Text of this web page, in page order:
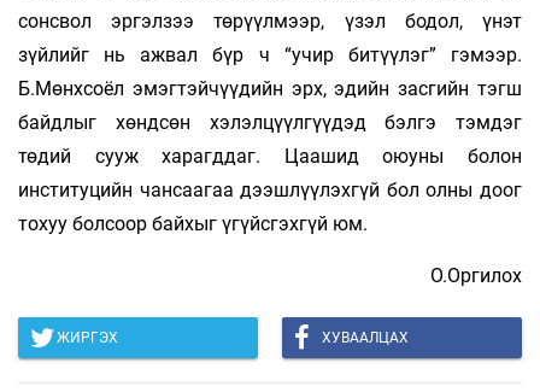
сонсвол эргэлзээ тө­рүүл­мээр, үзэл бодол, үнэт
зүйлийг нь ажвал бүр ч “учир битүү­лэг” гэ­мээр.
Б.Мөнхсоёл эмэгтэйчүүдийн эрх, эдийн зас­гийн тэгш
байдлыг хөндсөн хэлэлцүүлгүүдэд бэлгэ тэмдэг
төдий сууж ха­рагд­даг. Цаа­шид оюуны болон
институцийн чансаа­гаа дээш­лүү­лэх­гүй бол олны доог
тохуу болсоор байхыг үгүйсгэхгүй юм.
О.Оргилох
ЖИРГЭХ ХУВААЛЦАХ